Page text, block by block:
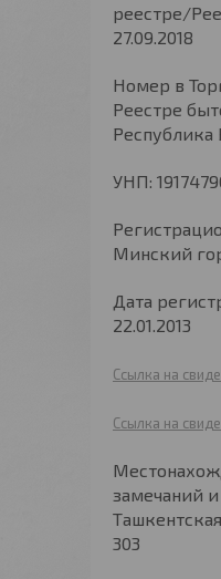
реестре/
27.09.2018
Номер в
Реестре
Республика
УНП:
Минский
Дата
22.01.2013
Ссылка на
Ссылка на
замечаний
303